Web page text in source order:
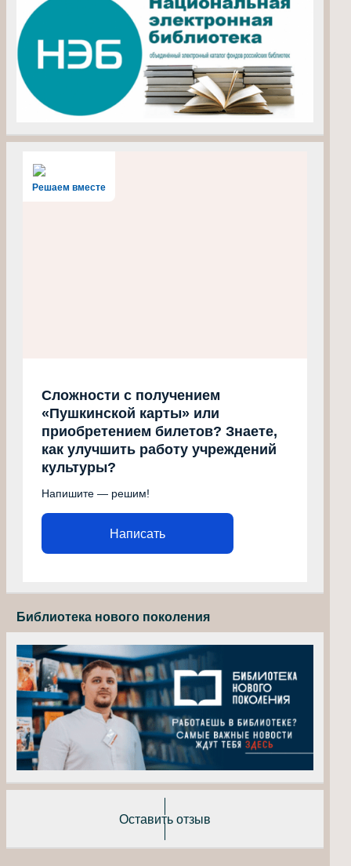
Решаем вместе
Сложности с получением
«Пушкинской карты» или
приобретением билетов? Знаете,
как улучшить работу учреждений
культуры?
Напишите — решим!
Написать
Библиотека нового поколения
Оставить отзыв